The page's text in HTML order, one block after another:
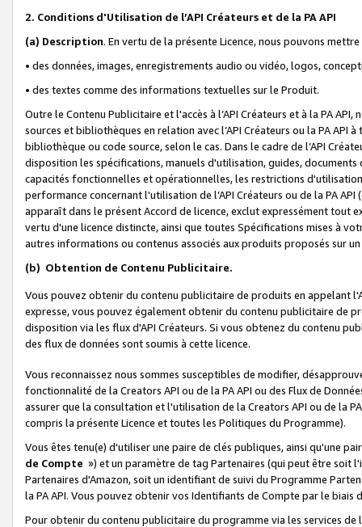
2. Conditions d'Utilisation de l’API Créateurs et de la PA API
(a) Description. En vertu de la présente Licence, nous pouvons
• des données, images, enregistrements audio ou vidéo, logos,
• des textes comme des informations textuelles sur le Produit.
Outre le Contenu Publicitaire et l'accès à l’API Créateurs et à la PA
sources et bibliothèques en relation avec l’API Créateurs ou la PA
bibliothèque ou code source, selon le cas. Dans le cadre de l’API
disposition les spécifications, manuels d'utilisation, guides,
capacités fonctionnelles et opérationnelles, les restrictions
performance concernant l'utilisation de l’API Créateurs ou de la PA
apparaît dans le présent Accord de licence, exclut expressément tout
vertu d'une licence distincte, ainsi que toutes Spécifications mises à
autres informations ou contenus associés aux produits proposés sur
(b) Obtention de Contenu Publicitaire.
Vous pouvez obtenir du contenu publicitaire de produits en appelant
expresse, vous pouvez également obtenir du contenu publicitaire de
disposition via les flux d'API Créateurs. Si vous obtenez du contenu
des flux de données sont soumis à cette licence.
Vous reconnaissez nous sommes susceptibles de modifier,
fonctionnalité de la Creators API ou de la PA API ou des Flux de
assurer que la consultation et l'utilisation de la Creators API ou de la
compris la présente Licence et toutes les Politiques du Programme).
Vous êtes tenu(e) d'utiliser une paire de clés publiques, ainsi qu'une
de Compte ») et un paramètre de tag Partenaires (qui peut être soit
Partenaires d'Amazon, soit un identifiant de suivi du Programme
la PA API. Vous pouvez obtenir vos Identifiants de Compte par le biais
Pour obtenir du contenu publicitaire du programme via les services